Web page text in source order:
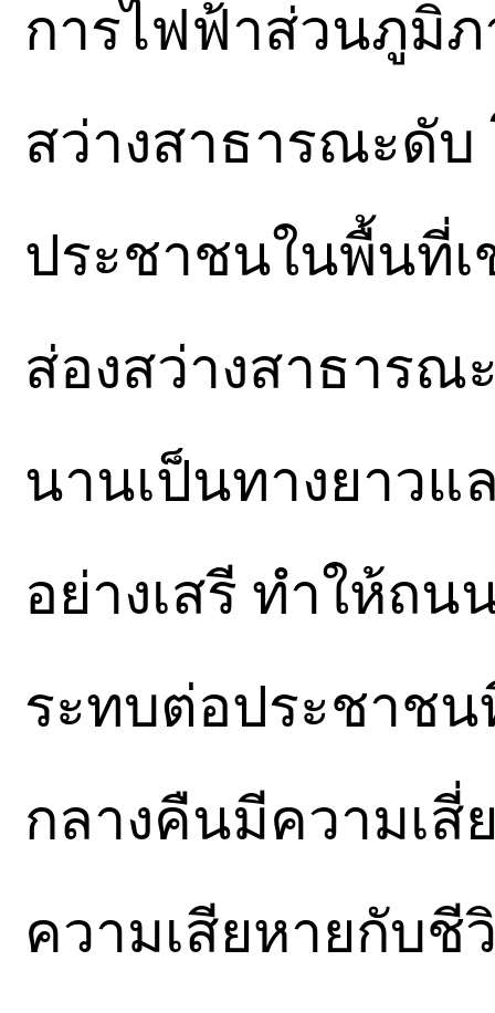
การไฟฟ้าส่วนภูมิ
สว่างสาธารณะดับ
ประชาชนในพื้นที่
ส่องสว่างสาธาร
นานเป็นทางยาวแ
อย่างเสรี ทำให้ถ
ระทบต่อประชาช
กลางคืนมีความเสี่
ความเสียหายกับ